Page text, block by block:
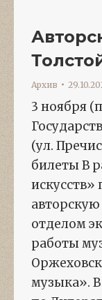
Архив
3 ноября
(ул.
билеты В
искусств»
отделом
работы
музыка».